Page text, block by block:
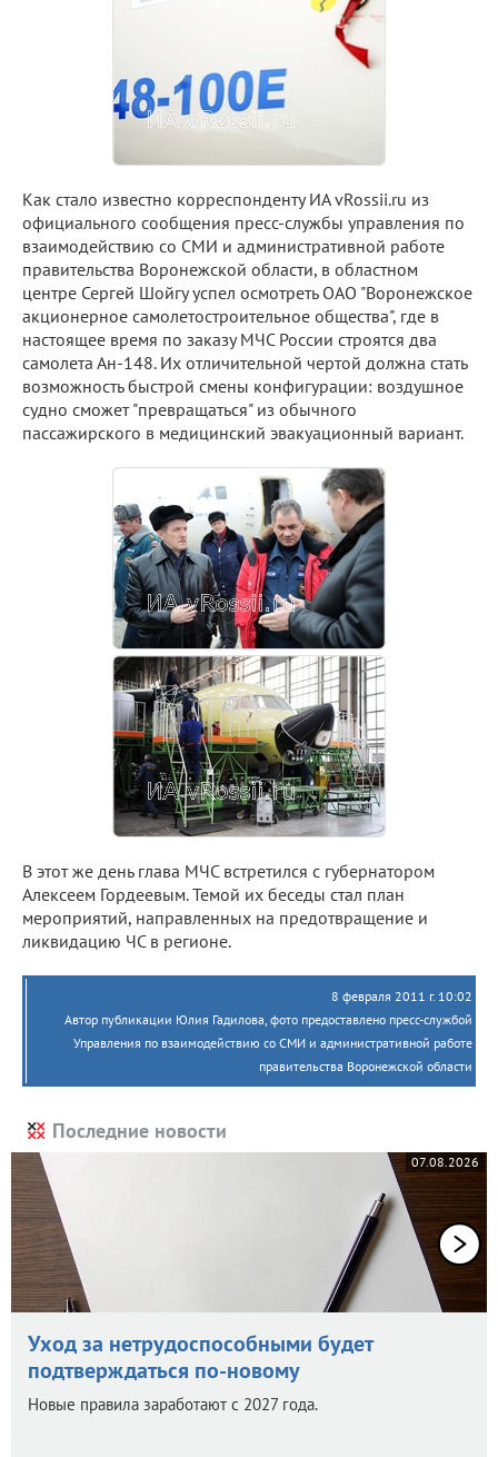
Как стало известно корреспонденту ИА vRossii.ru из
официального сообщения пресс-службы управления по
взаимодействию со СМИ и административной работе
правительства Воронежской области, в областном
центре Сергей Шойгу успел осмотреть ОАО "Воронежское
акционерное самолетостроительное общества", где в
настоящее время по заказу МЧС России строятся два
самолета Ан-148. Их отличительной чертой должна стать
возможность быстрой смены конфигурации: воздушное
судно сможет "превращаться" из обычного
пассажирского в медицинский эвакуационный вариант.
В этот же день глава МЧС встретился с губернатором
Алексеем Гордеевым. Темой их беседы стал план
мероприятий, направленных на предотвращение и
ликвидацию ЧС в регионе.
8 февраля 2011 г. 10:02
Автор публикации Юлия Гадилова, фото предоставлено пресс-службой
Управления по взаимодействию со СМИ и административной работе
правительства Воронежской области
Последние новости
07.08.2026
Уход за нетрудоспособными будет
подтверждаться по-новому
Новые правила заработают с 2027 года.